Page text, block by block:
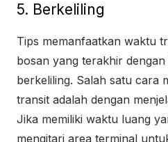
5. Berkeliling
Tips memanfaatkan waktu
bosan yang terakhir
berkeliling. Salah satu cara
transit adalah dengan
Jika memiliki waktu luang
mengitari area terminal